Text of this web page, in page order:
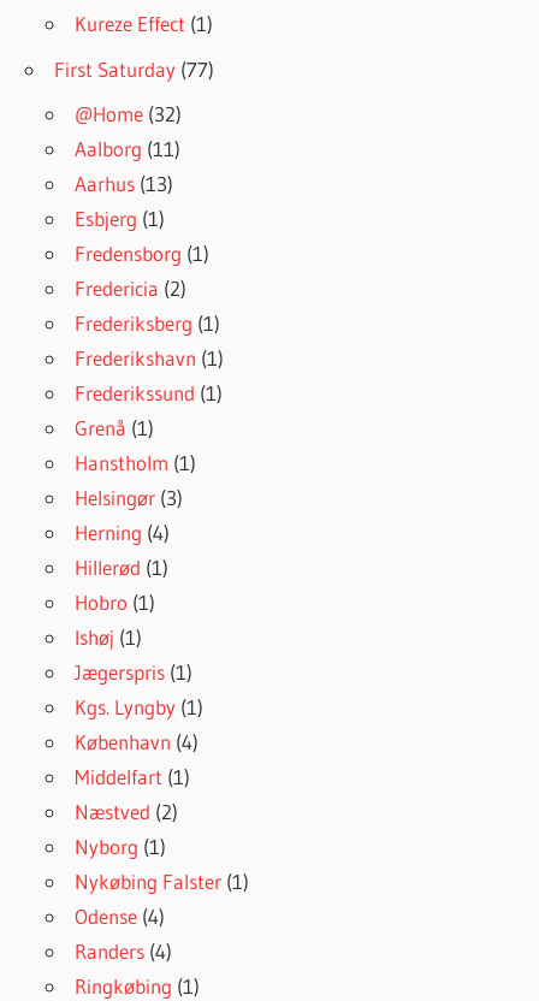
Kureze Effect (1)
First Saturday (77)
@Home (32)
Aalborg (11)
Aarhus (13)
Esbjerg (1)
Fredensborg (1)
Fredericia (2)
Frederiksberg (1)
Frederikshavn (1)
Frederikssund (1)
Grenå (1)
Hanstholm (1)
Helsingør (3)
Herning (4)
Hillerød (1)
Hobro (1)
Ishøj (1)
Jægerspris (1)
Kgs. Lyngby (1)
København (4)
Middelfart (1)
Næstved (2)
Nyborg (1)
Nykøbing Falster (1)
Odense (4)
Randers (4)
Ringkøbing (1)